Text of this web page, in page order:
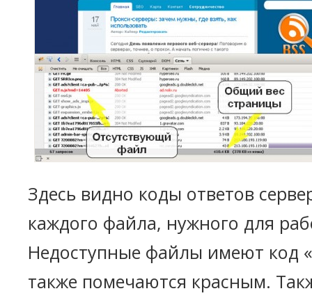
Здесь видно коды ответов
каждого файла, нужного для
Недоступные файлы имеют код
также помечаются красным.